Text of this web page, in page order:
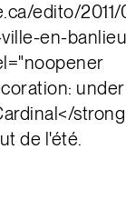
edito/
en-
de l'été.